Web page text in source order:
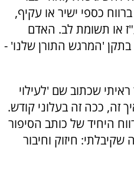
כספי ישיר או עקיף,
או תשומת לב. האדם
בתקן 'המרגש התורן שלנו' -
שכתוב שם 'לעילוי
זה, ככה זה בעלוני קודש.
היחיד של כותב הסיפור
חיזוק וחיבור